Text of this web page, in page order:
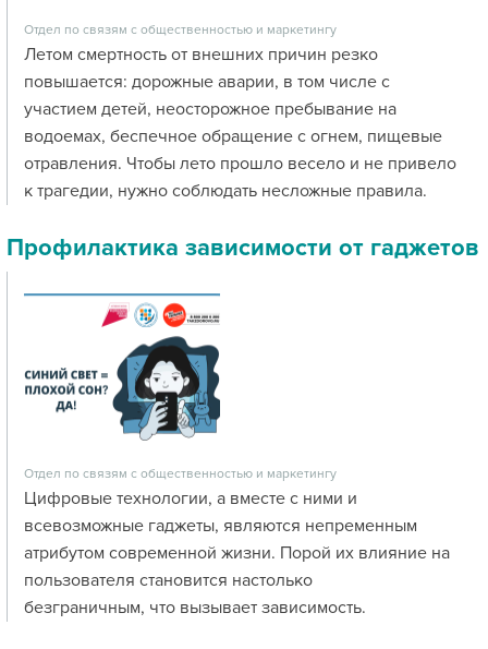
Отдел по связям с общественностью и маркетингу
Летом смертность от внешних причин резко
повышается: дорожные аварии, в том числе с
участием детей, неосторожное пребывание на
водоемах, беспечное обращение с огнем, пищевые
отравления. Чтобы лето прошло весело и не привело
к трагедии, нужно соблюдать несложные правила.
Профилактика зависимости от гаджетов
Отдел по связям с общественностью и маркетингу
Цифровые технологии, а вместе с ними и
всевозможные гаджеты, являются непременным
атрибутом современной жизни. Порой их влияние на
пользователя становится настолько
безграничным, что вызывает зависимость.